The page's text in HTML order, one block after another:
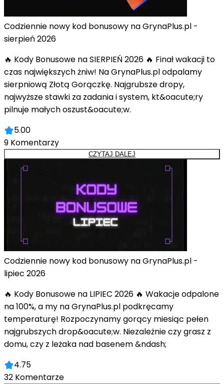
Codziennie nowy kod bonusowy na GrynaPlus.pl -
sierpień 2026
🔥 Kody Bonusowe na SIERPIEŃ 2026 🔥 Finał wakacji to
czas największych żniw! Na GrynaPlus.pl odpalamy
sierpniową Złotą Gorączkę. Najgrubsze dropy,
najwyższe stawki za zadania i system, kt&oacute;ry
pilnuje małych oszust&oacute;w.
5.00
9 Komentarzy
CZYTAJ DALEJ
Codziennie nowy kod bonusowy na GrynaPlus.pl -
lipiec 2026
🔥 Kody Bonusowe na LIPIEC 2026 🔥 Wakacje odpalone
na 100%, a my na GrynaPlus.pl podkręcamy
temperaturę! Rozpoczynamy gorący miesiąc pełen
najgrubszych drop&oacute;w. Niezależnie czy grasz z
domu, czy z leżaka nad basenem &ndash;
4.75
32 Komentarze